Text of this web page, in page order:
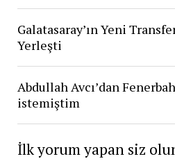
Galatasaray’ın Yeni
Yerleşti
Abdullah Avcı’dan
istemiştim
İlk yorum yapan siz